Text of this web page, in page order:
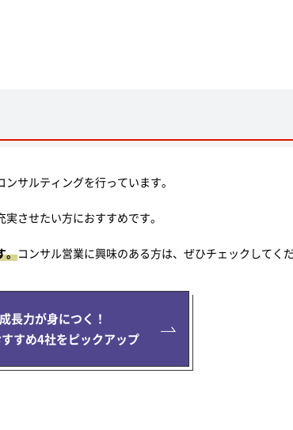
サルティングを行っています。
させたい方におすすめです。
。コンサル営業に興味のある方は、ぜひチェックしてく
長力が身につく！
すめ4社をピックアップ